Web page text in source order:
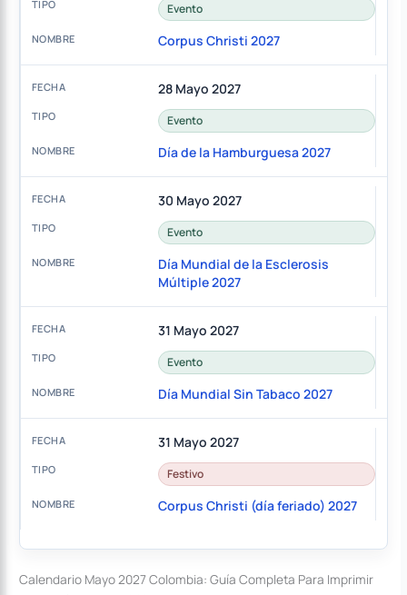
Evento
Corpus Christi 2027
28 Mayo 2027
Evento
Día de la Hamburguesa 2027
30 Mayo 2027
Evento
Día Mundial de la Esclerosis
Múltiple 2027
31 Mayo 2027
Evento
Día Mundial Sin Tabaco 2027
31 Mayo 2027
Festivo
Corpus Christi (día feriado) 2027
Calendario Mayo 2027 Colombia: Guía Completa Para Imprimir